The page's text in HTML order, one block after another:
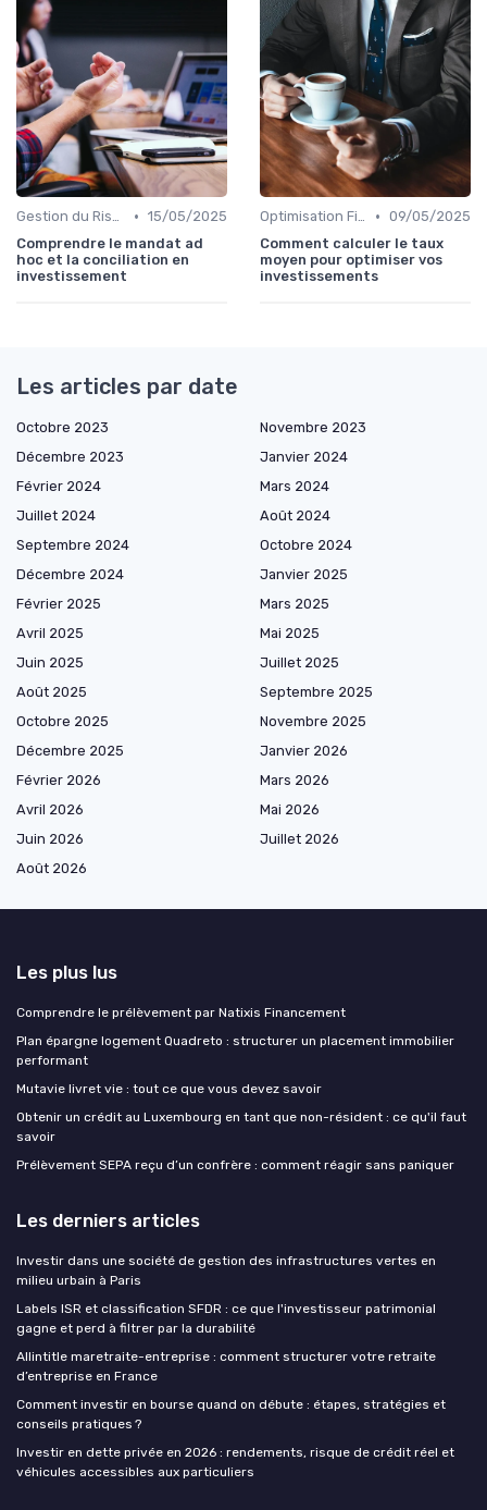
Gestion du Risque Financier • 15/05/2025
Comprendre le mandat ad
hoc et la conciliation en
investissement
Optimisation Fiscale • 09/05/2025
Comment calculer le taux
moyen pour optimiser vos
investissements
Les articles par date
Octobre 2023
Novembre 2023
Décembre 2023
Janvier 2024
Février 2024
Mars 2024
Juillet 2024
Août 2024
Septembre 2024
Octobre 2024
Décembre 2024
Janvier 2025
Février 2025
Mars 2025
Avril 2025
Mai 2025
Juin 2025
Juillet 2025
Août 2025
Septembre 2025
Octobre 2025
Novembre 2025
Décembre 2025
Janvier 2026
Février 2026
Mars 2026
Avril 2026
Mai 2026
Juin 2026
Juillet 2026
Août 2026
Les plus lus
Comprendre le prélèvement par Natixis Financement
Plan épargne logement Quadreto : structurer un placement immobilier
performant
Mutavie livret vie : tout ce que vous devez savoir
Obtenir un crédit au Luxembourg en tant que non-résident : ce qu'il faut
savoir
Prélèvement SEPA reçu d’un confrère : comment réagir sans paniquer
Les derniers articles
Investir dans une société de gestion des infrastructures vertes en
milieu urbain à Paris
Labels ISR et classification SFDR : ce que l'investisseur patrimonial
gagne et perd à filtrer par la durabilité
Allintitle maretraite-entreprise : comment structurer votre retraite
d’entreprise en France
Comment investir en bourse quand on débute : étapes, stratégies et
conseils pratiques ?
Investir en dette privée en 2026 : rendements, risque de crédit réel et
véhicules accessibles aux particuliers